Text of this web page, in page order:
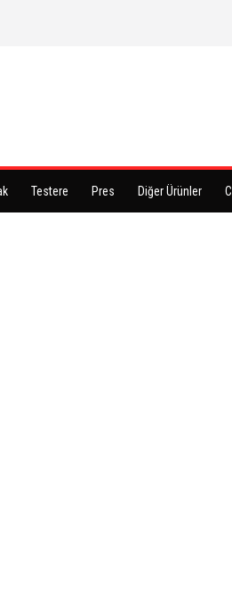
Testere Pres Diğer Ürünler